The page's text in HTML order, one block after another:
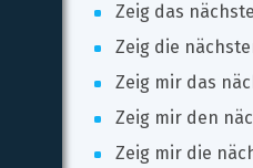
Zeig das nächste
Zeig die
Zeig mir das
Zeig mir den
Zeig mir die